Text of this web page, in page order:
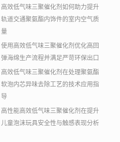
高效低气味三聚催化剂如何助力提升
轨道交通聚氨酯内饰件的室内空气质
量
使用高效低气味三聚催化剂优化高回
弹海绵生产流程并满足严苛环保出口
高效低气味三聚催化剂在处理聚氨酯
软泡内芯异味去除工艺的技术应用指
导
高性能高效低气味三聚催化剂在提升
儿童泡沫玩具安全性与触感表现分析